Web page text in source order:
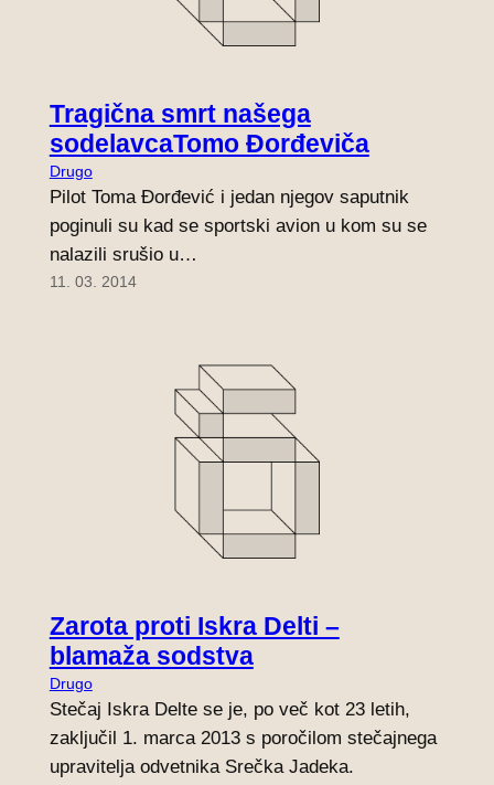
Tragična smrt našega
sodelavcaTomo Đorđeviča
Drugo
Pilot Toma Đorđević i jedan njegov saputnik
poginuli su kad se sportski avion u kom su se
nalazili srušio u…
11. 03. 2014
Zarota proti Iskra Delti –
blamaža sodstva
Drugo
Stečaj Iskra Delte se je, po več kot 23 letih,
zaključil 1. marca 2013 s poročilom stečajnega
upravitelja odvetnika Srečka Jadeka.